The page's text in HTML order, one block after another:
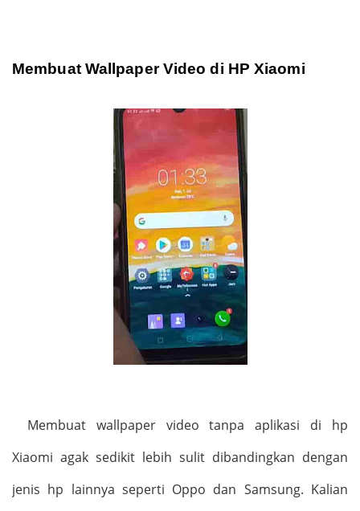
Membuat Wallpaper Video di HP Xiaomi
Membuat wallpaper video tanpa aplikasi di hp
Xiaomi agak sedikit lebih sulit dibandingkan dengan
jenis hp lainnya seperti Oppo dan Samsung. Kalian